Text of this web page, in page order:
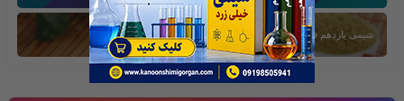
شیمی یازدهم فصل دوم